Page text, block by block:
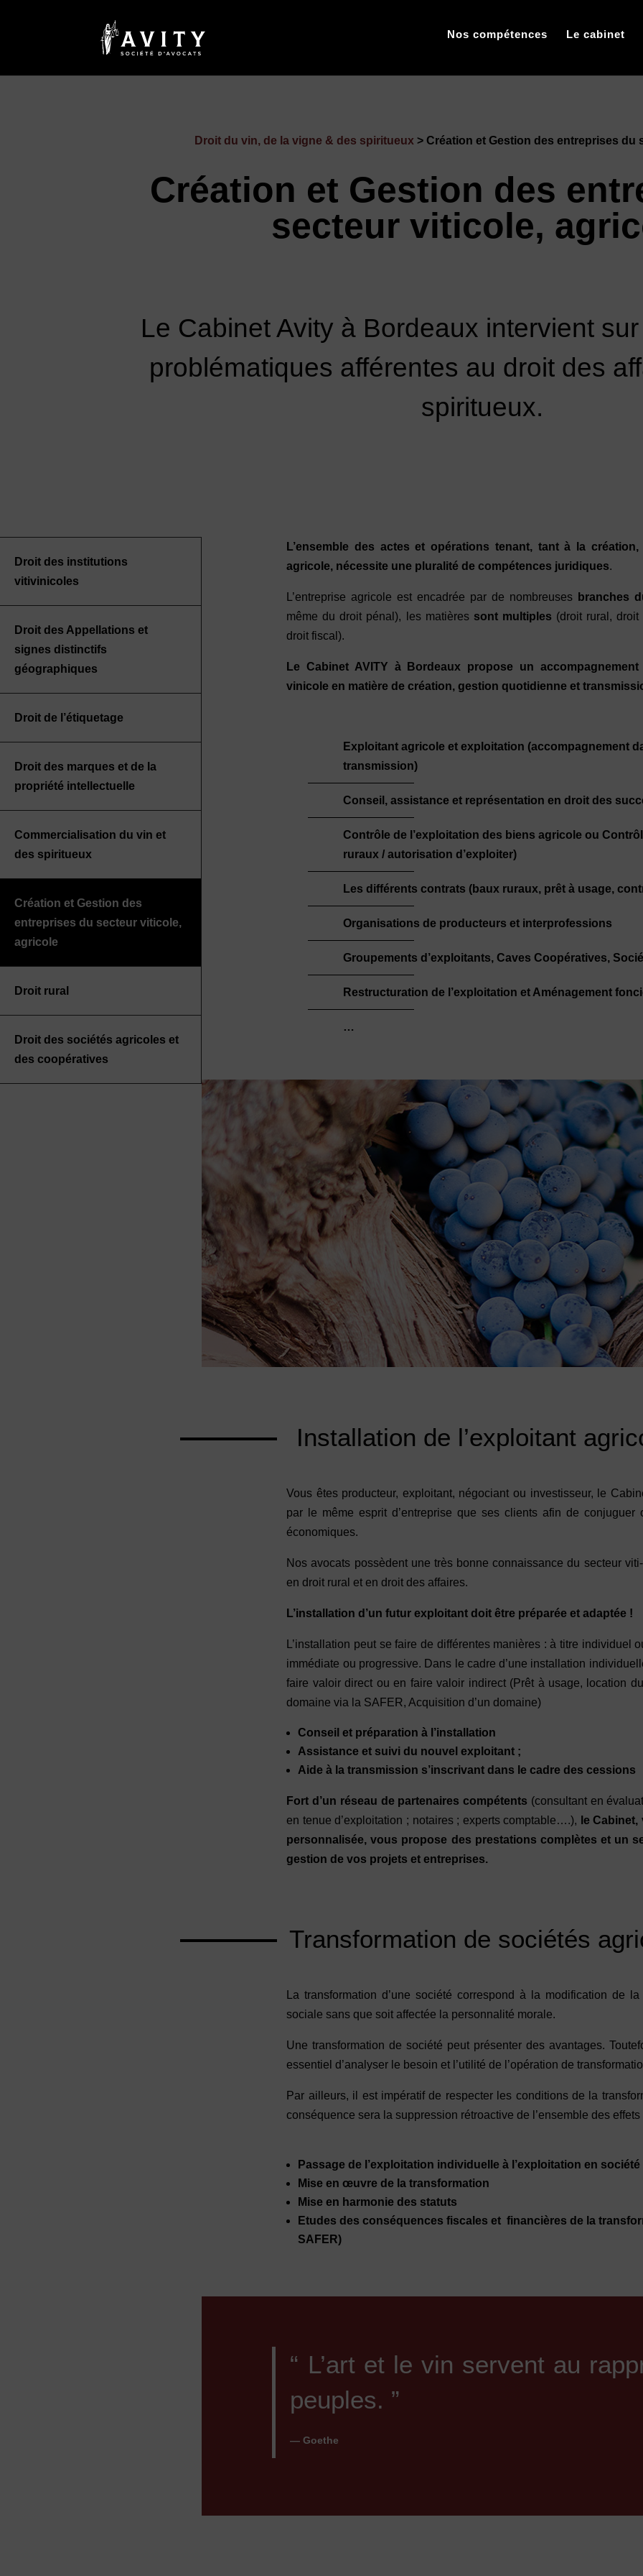
Nos compétences Le cabinet
Droit du vin, de la vigne & des spiritueux > Création et Gestion des entreprises du
Création et Gestion des
secteur viticole,
Le Cabinet Avity à Bordeaux intervient
problématiques afférentes au droit des
spiritueux.
Droit des institutions
vitivinicoles
Droit des Appellations et
signes distinctifs
géographiques
Droit de l’étiquetage
Droit des marques et de la
propriété intellectuelle
Commercialisation du vin et
des spiritueux
Création et Gestion des
entreprises du secteur viticole,
agricole
Droit rural
Droit des sociétés agricoles et
des coopératives
L’ensemble des actes et opérations tenant, tant à la
agricole, nécessite une pluralité de compétences juridiques.
L’entreprise agricole est encadrée par de nombreuses branches
même du droit pénal), les matières sont multiples (droit rural,
droit fiscal).
Le Cabinet AVITY à Bordeaux propose un
vinicole en matière de création, gestion quotidienne et
Exploitant agricole et exploitation (accompagnement
transmission)
Conseil, assistance et représentation en droit des
Contrôle de l’exploitation des biens agricole ou
ruraux / autorisation d’exploiter)
Les différents contrats (baux ruraux, prêt à usage,
Organisations de producteurs et interprofessions
Groupements d’exploitants, Caves Coopératives,
Restructuration de l’exploitation et Aménagement
…
Installation de l’exploitant
Vous êtes producteur, exploitant, négociant ou investisseur, le
par le même esprit d’entreprise que ses clients afin de conjuguer
économiques.
Nos avocats possèdent une très bonne connaissance du secteur
en droit rural et en droit des affaires.
L’installation d’un futur exploitant doit être préparée et adaptée !
L’installation peut se faire de différentes manières : à titre individuel
immédiate ou progressive. Dans le cadre d’une installation
faire valoir direct ou en faire valoir indirect (Prêt à usage, location
domaine via la SAFER, Acquisition d’un domaine)
Conseil et préparation à l’installation
Assistance et suivi du nouvel exploitant ;
Aide à la transmission s’inscrivant dans le cadre des cessions
Fort d’un réseau de partenaires compétents (consultant en
en tenue d’exploitation ; notaires ; experts comptable….), le
personnalisée, vous propose des prestations complètes et un
gestion de vos projets et entreprises.
Transformation de sociétés
La transformation d’une société correspond à la modification de
sociale sans que soit affectée la personnalité morale.
Une transformation de société peut présenter des avantages.
essentiel d’analyser le besoin et l’utilité de l’opération de
Par ailleurs, il est impératif de respecter les conditions de la
conséquence sera la suppression rétroactive de l’ensemble des effets
Passage de l’exploitation individuelle à l’exploitation en société
Mise en œuvre de la transformation
Mise en harmonie des statuts
Etudes des conséquences fiscales et financières de la
SAFER)
“ L’art et le vin servent au
peuples. ”
— Goethe